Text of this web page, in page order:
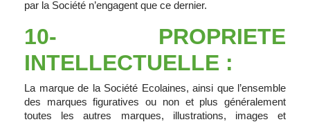
par la Société n’engagent que ce dernier.
10- PROPRIETE
INTELLECTUELLE :
La marque de la Société Ecolaines, ainsi que l’ensemble
des marques figuratives ou non et plus généralement
toutes les autres marques, illustrations, images et